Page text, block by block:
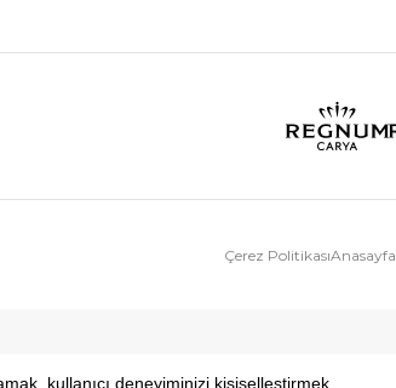
Çerez PolitikasıAnasayfa